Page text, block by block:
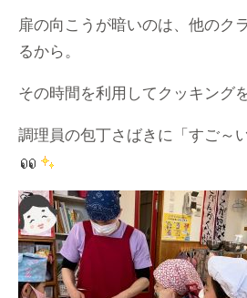
扉の向こうが暗いのは、他のク
るから。
その時間を利用してクッキング
調理員の包丁さばきに「すご～